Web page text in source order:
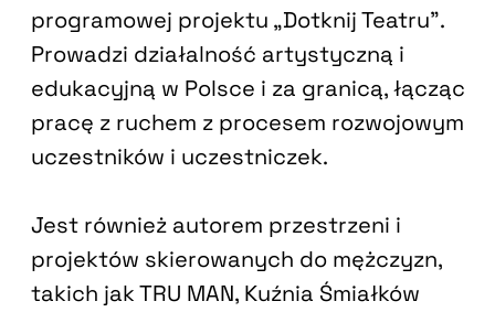
programowej projektu „Dotknij Teatru”.
Prowadzi działalność artystyczną i
edukacyjną w Polsce i za granicą, łącząc
pracę z ruchem z procesem rozwojowym
uczestników i uczestniczek.
Jest również autorem przestrzeni i
projektów skierowanych do mężczyzn,
takich jak TRU MAN, Kuźnia Śmiałków